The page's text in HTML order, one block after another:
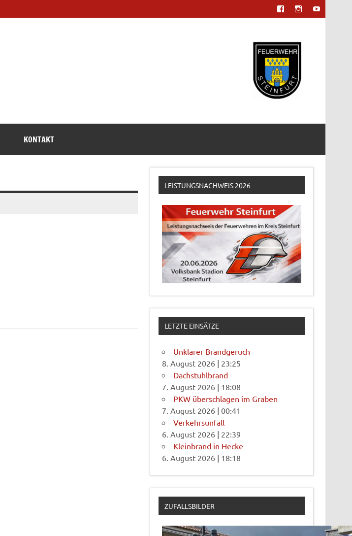
KONTAKT
LEISTUNGSNACHWEIS 2026
LETZTE EINSÄTZE
Unklarer Brandgeruch
8. August 2026 | 23:25
Dachstuhlbrand
7. August 2026 | 18:08
PKW überschlagen im Graben
7. August 2026 |00:41
Verkehrsunfall
6. August 2026 | 22:39
Kleinbrand in Hecke
6. August 2026 | 18:18
ZUFALLSBILDER